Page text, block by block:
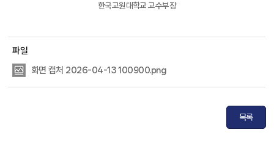
한국교원대학교 교수부장
파일
화면 캡처 2026-04-13 100900.png
목록